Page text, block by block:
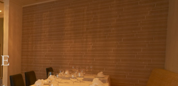
「
（エスプリメ）」